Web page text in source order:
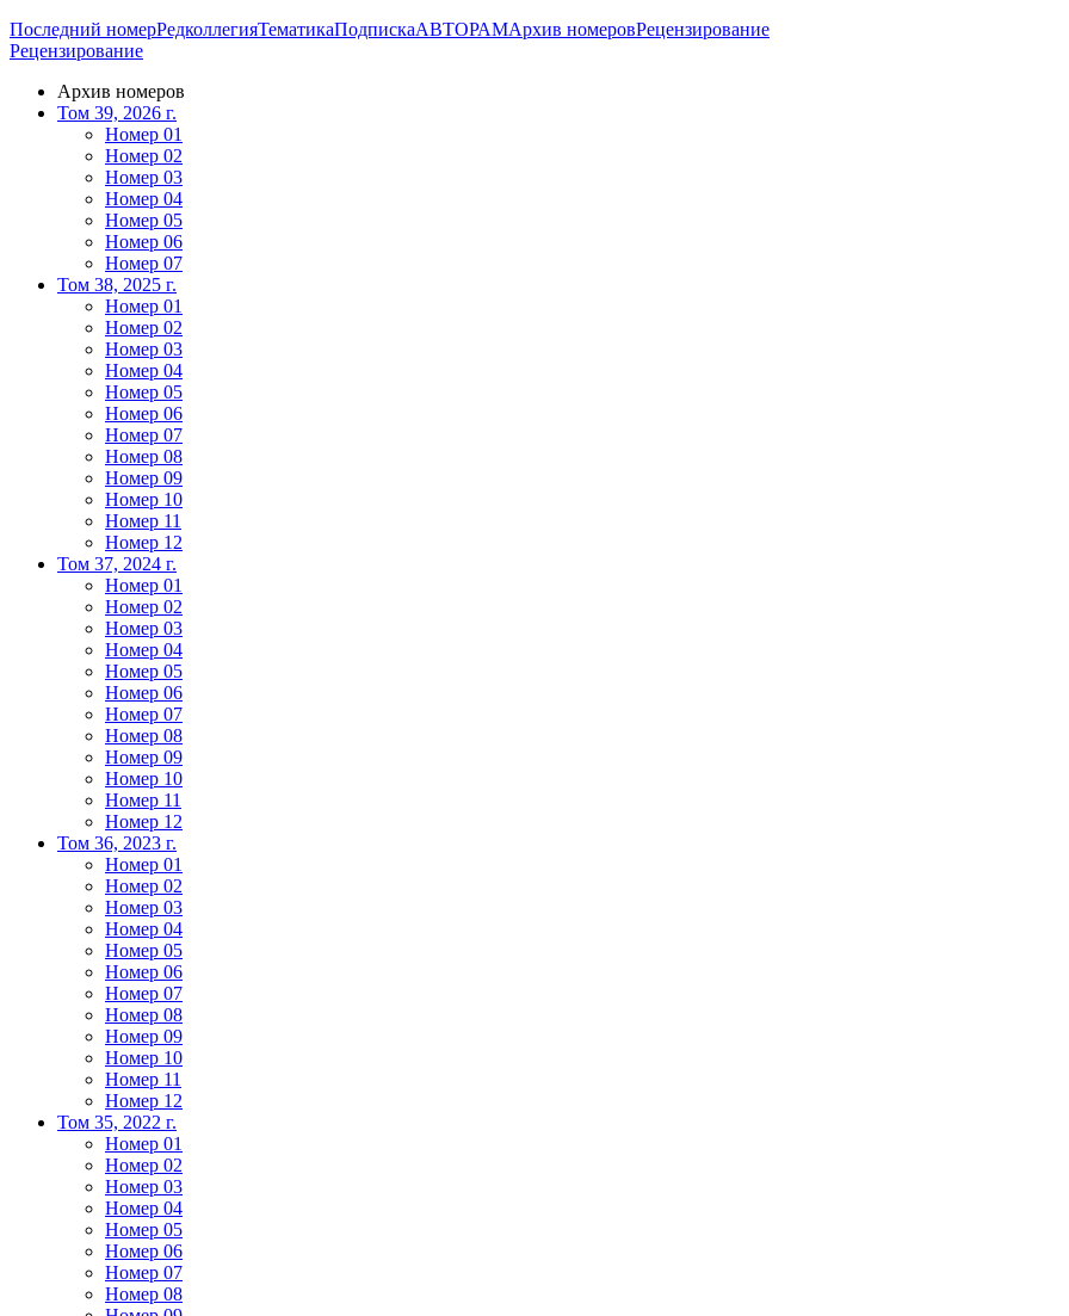
Последний номерРедколлегияТематикаПодпискаАВТОРАМАрхив номеровРецензирование
Рецензирование
Архив номеров
Том 39, 2026 г.
Номер 01
Номер 02
Номер 03
Номер 04
Номер 05
Номер 06
Номер 07
Том 38, 2025 г.
Номер 01
Номер 02
Номер 03
Номер 04
Номер 05
Номер 06
Номер 07
Номер 08
Номер 09
Номер 10
Номер 11
Номер 12
Том 37, 2024 г.
Номер 01
Номер 02
Номер 03
Номер 04
Номер 05
Номер 06
Номер 07
Номер 08
Номер 09
Номер 10
Номер 11
Номер 12
Том 36, 2023 г.
Номер 01
Номер 02
Номер 03
Номер 04
Номер 05
Номер 06
Номер 07
Номер 08
Номер 09
Номер 10
Номер 11
Номер 12
Том 35, 2022 г.
Номер 01
Номер 02
Номер 03
Номер 04
Номер 05
Номер 06
Номер 07
Номер 08